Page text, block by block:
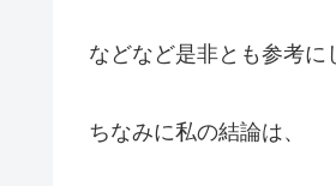
などなど是非とも参考に
ちなみに私の結論は、